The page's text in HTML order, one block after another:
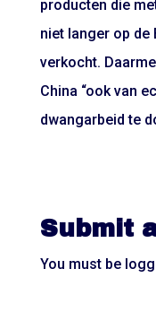
producten die
niet langer op de
verkocht.
China “ook van
dwangarbeid te
Submit
You must be